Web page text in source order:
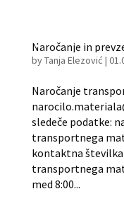
Naročanje in
byTanja Elezović |
Naročanje
sledeče podatke:
transportnega
kontaktna številka
transportnega
med 8:00...